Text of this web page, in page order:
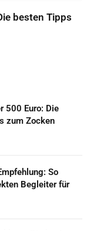
besten Tipps
500 Euro: Die
zum Zocken
So
Begleiter für